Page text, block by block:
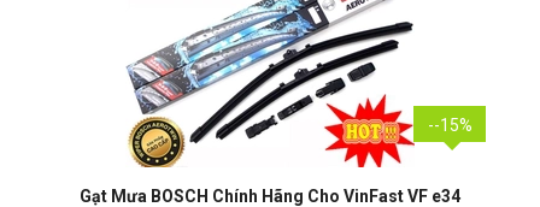
--15%
Gạt Mưa BOSCH Chính Hãng Cho VinFast VF e34